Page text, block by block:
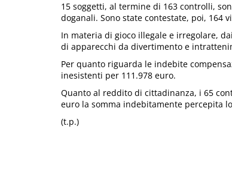
15 soggetti, al termine di 163 controlli,
doganali. Sono state contestate, poi, 164
In materia di gioco illegale e irregolare,
di apparecchi da divertimento e
Per quanto riguarda le indebite
inesistenti per 111.978 euro.
Quanto al reddito di cittadinanza, i 65
euro la somma indebitamente percepita
(t.p.)